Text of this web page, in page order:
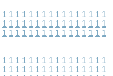
1 1 1 1 1 1 1 1 1 1 1 1 1 1 1 1
1 1 1 1 1 1 1 1 1 1 1 1 1 1 1 1
1 1 1 1 1 1 1 1 1 1 1 1 1 1 1 1
1 1 1 1 1 1 1 1 1 1 1 1 1 1 1 1
1 1 1 1 1 1 1 1 1 1 1 1 1 1 1 1